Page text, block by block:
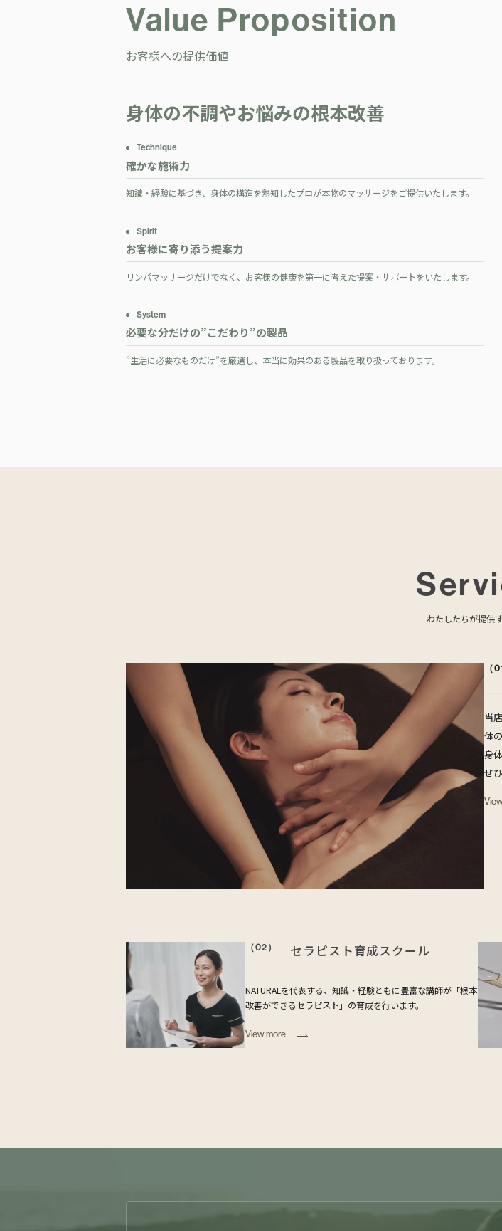
Value Proposition
お客様への提供価値
身体の不調やお悩みの根本改善
Technique
確かな施術力
知識・経験に基づき、身体の構造を熟知したプロが本物のマッサージをご提供いたします。
Spirit
お客様に寄り添う提案力
リンパマッサージだけでなく、お客様の健康を第一に考えた提案・サポートをいたします。
System
必要な分だけの”こだわり”の製品
”生活に必要なものだけ”を厳選し、本当に効果のある製品を取り扱っております。
わたしたちが提供
（
当
体
身
ぜ
（02） セラピスト育成スクール
NATURALを代表する、知識・経験ともに豊富な講師が「根本
改善ができるセラピスト」の育成を行います。
View more